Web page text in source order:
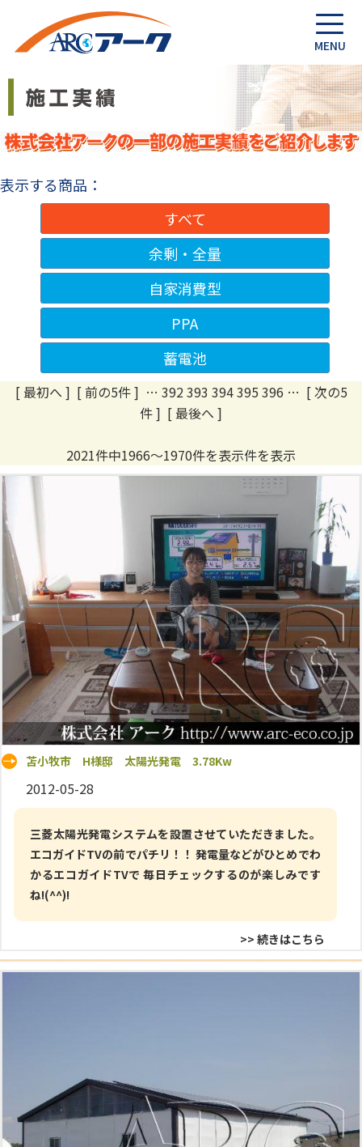
表示する商品：
すべて
余剰・全量
自家消費型
PPA
蓄電池
[ 最初へ ] [ 前の5件 ] … 392393 394395 396 … [ 次の5
件 ] [ 最後へ ]
2021件中1966～1970件を表示件を表示
苫小牧市 H様邸 太陽光発電 3.78Kw
2012-05-28
三菱太陽光発電システムを設置させていただきました。
エコガイドTVの前でパチリ！！ 発電量などがひとめでわ
かるエコガイドTVで 毎日チェックするのが楽しみです
ね!(^^)!
>> 続きはこちら